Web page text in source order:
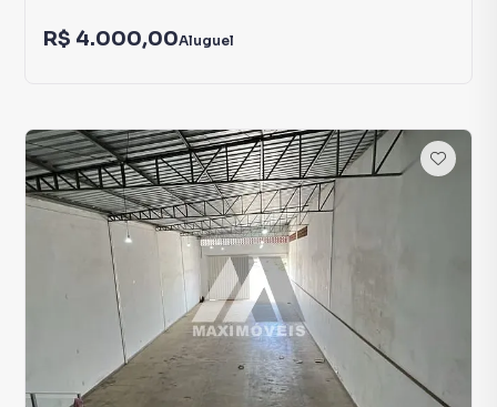
R$ 4.000,00Aluguel